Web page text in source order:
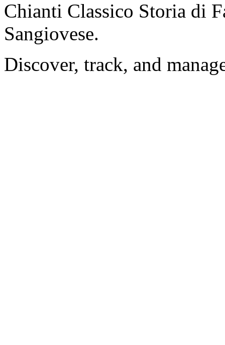
Chianti Classico Storia di
Sangiovese.
Discover, track, and